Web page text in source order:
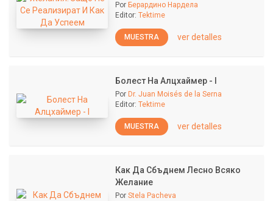
Por Берардино Нардела
Editor: Tektime
MUESTRA ver detalles
Болест На Алцхаймер - I
Por Dr. Juan Moisés de la Serna
Editor: Tektime
MUESTRA ver detalles
Как Да Сбъднем Лесно Всяко
Желание
Por Stela Pacheva